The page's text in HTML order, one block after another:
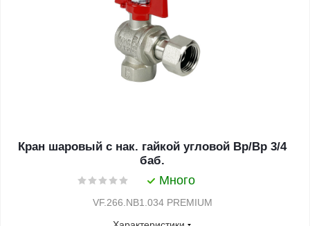
Кран шаровый с нак. гайкой угловой Вр/Вр 3/4
баб.
Много
VF.266.NB1.034 PREMIUM